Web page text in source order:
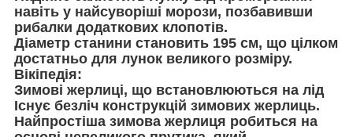
навіть у найсуворіші морози, позбавивши
рибалки додаткових клопотів.
Діаметр станини становить 195 см, що цілком
достатньо для лунок великого розміру.
Вікіпедія:
Зимові жерлиці, що встановлюються на лід
Існує безліч конструкцій зимових жерлиць.
Найпростіша зимова жерлиця робиться на